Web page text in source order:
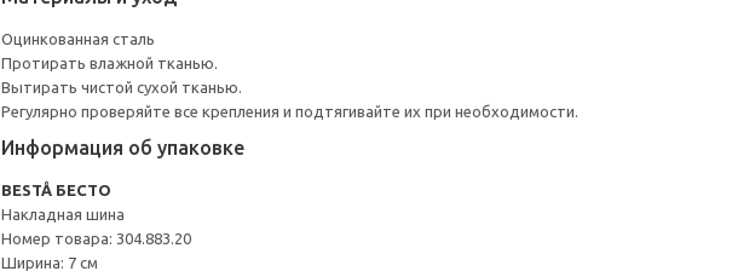
Оцинкованная сталь
Протирать влажной тканью.
Вытирать чистой сухой тканью.
Регулярно проверяйте все крепления и подтягивайте их при необходимости.
Информация об упаковке
BESTÅ БЕСТО
Накладная шина
Номер товара: 304.883.20
Ширина: 7 см